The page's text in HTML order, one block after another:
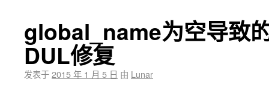
global_name为空导致
DUL修复
发表于2015 年 1 月 5 日 由 Lunar